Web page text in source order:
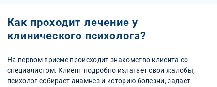
Как проходит лечение у
клинического психолога?
На первом приеме происходит знакомство клиента со
специалистом. Клиент подробно излагает свои жалобы,
психолог собирает анамнез и историю болезни, задает